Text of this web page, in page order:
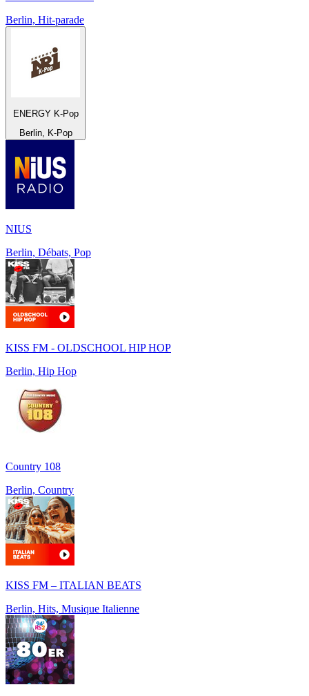
Berlin, Hit-parade
ENERGY K-Pop
Berlin, K-Pop
NIUS
Berlin, Débats, Pop
KISS FM - OLDSCHOOL HIP HOP
Berlin, Hip Hop
Country 108
Berlin, Country
KISS FM – ITALIAN BEATS
Berlin, Hits, Musique Italienne